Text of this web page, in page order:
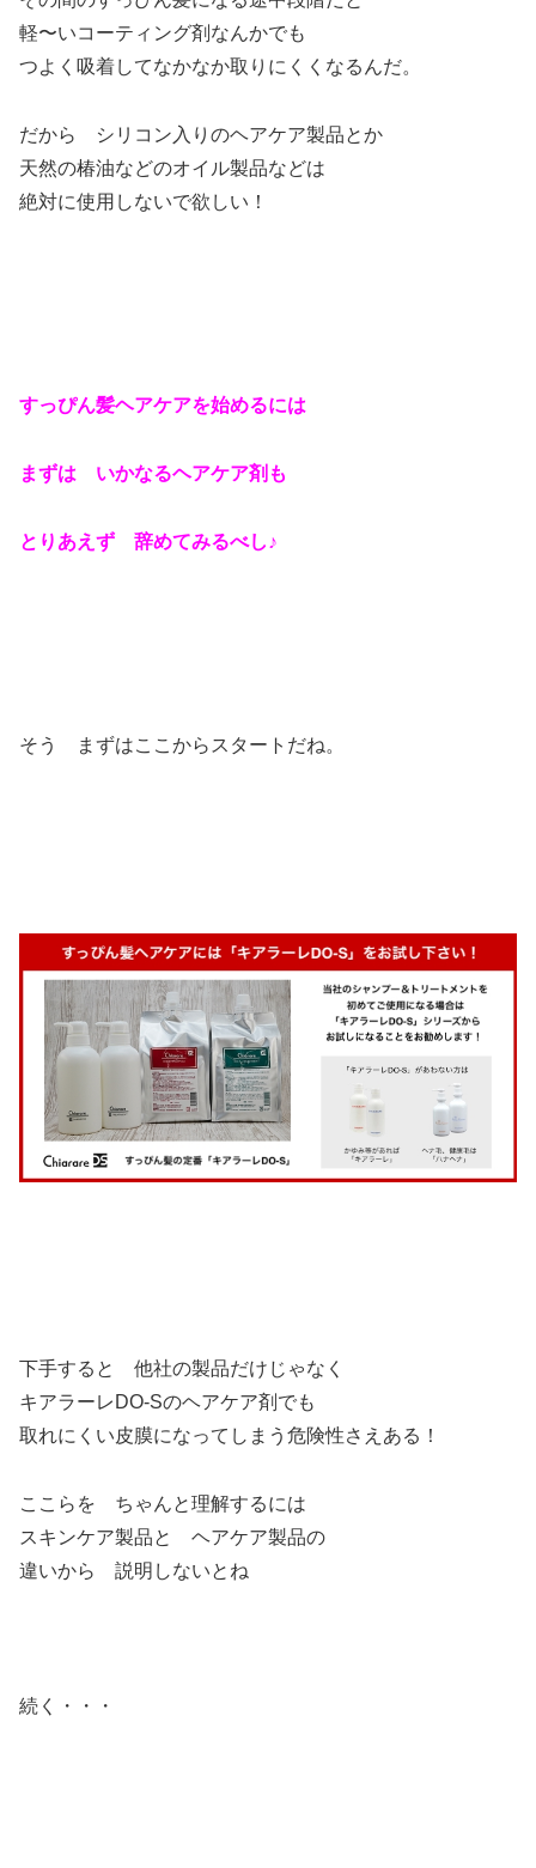
軽〜いコーティング剤なんかでも
つよく吸着してなかなか取りにくくなるんだ。
だから シリコン入りのヘアケア製品とか
天然の椿油などのオイル製品などは
絶対に使用しないで欲しい！
すっぴん髪ヘアケアを始めるには
まずは いかなるヘアケア剤も
とりあえず 辞めてみるべし♪
そう まずはここからスタートだね。
下手すると 他社の製品だけじゃなく
キアラーレDO-Sのヘアケア剤でも
取れにくい皮膜になってしまう危険性さえある！
ここらを ちゃんと理解するには
スキンケア製品と ヘアケア製品の
違いから 説明しないとね
続く・・・